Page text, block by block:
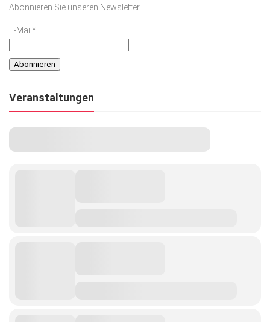
Lifestyle
Ausflug & Reise
SACHSEN IN PARIS
Abonnieren Sie unseren Newsletter
E-Mail*
Veranstaltungen